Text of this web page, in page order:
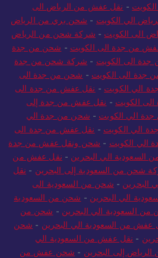
- نقل عفش من الرياض الى
الي الكويت - شحن بري من الرياض
الى الكويت - شركة شحن من الرياض
من جدة الى الكويت - شحن من جدة
الى الكويت - شركة شحن من جدة
جدة الى الكويت - شحن من جدة الى
الي الكويت - نقل عفش من جدة الى
الكويت - نقل عفش من جدة إلى
الي الكويت - شحن من جدة الي
الي الكويت - نقل عفش من جدة الى
الكويت - شحن ونقل عفش من جدة
الي البحرين - نقل عفش من
شحن من السعودية إلى البحرين - نقل
البحرين - شحن من السعودية الى
الي البحرين - شحن من السعودية
السعودية الي البحرين - شحن من
عفش من السعودية الي البحرين - شحن
- نقل عفش من السعودية الي
إلى البحرين - شحن عفش من